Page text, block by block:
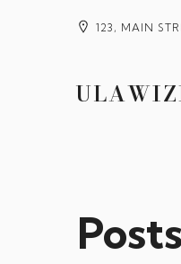
123, MAIN